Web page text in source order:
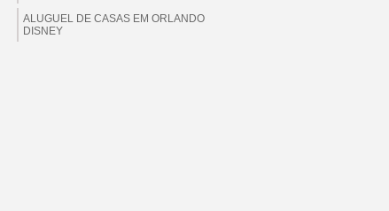
ALUGUEL DE CASAS EM ORLANDO
DISNEY